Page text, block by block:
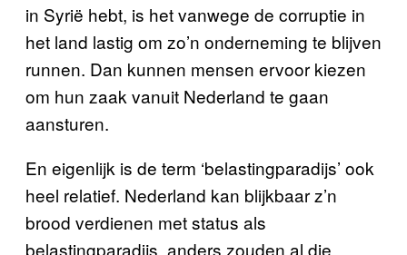
in Syrië hebt, is het vanwege de corruptie in
het land lastig om zo’n onderneming te blijven
runnen. Dan kunnen mensen ervoor kiezen
om hun zaak vanuit Nederland te gaan
aansturen.
En eigenlijk is de term ‘belastingparadijs’ ook
heel relatief. Nederland kan blijkbaar z’n
brood verdienen met status als
belastingparadijs, anders zouden al die